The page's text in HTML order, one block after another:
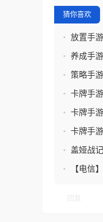
猜你喜欢
• 放置手
+领SSR自
• 养成手
+天天送648
• 策略手
+跨服激爽
• 卡牌手
+签到各种
• 卡牌手
+7天领真武
• 卡牌手
拉满
• 盖娅战
• 【电信